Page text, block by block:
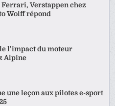
Verstappen chez
Wolff répond
l’impact du moteur
Alpine
une leçon aux pilotes e-sport